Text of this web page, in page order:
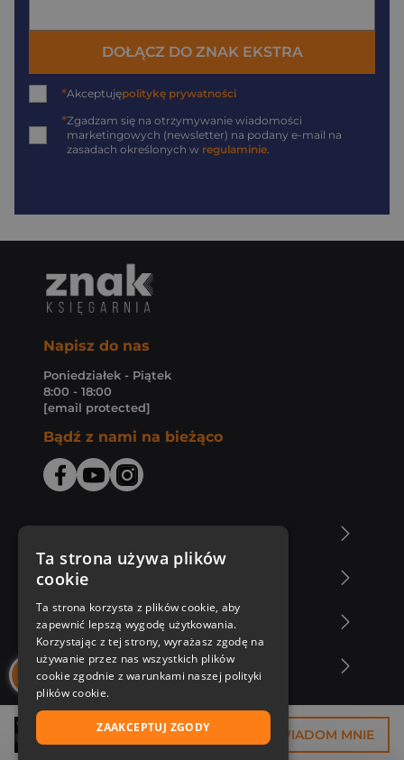
26,63 zł POWIADOM MNIE
DOŁĄCZ DO ZNAK EKSTRA
*Akceptujępolitykę prywatności
*Zgadzam się na otrzymywanie wiadomości
marketingowych (newsletter) na podany e-mail na
zasadach określonych w regulaminie.
Napisz do nas
Poniedziałek - Piątek
8:00 - 18:00
[email protected]
Bądź z nami na bieżąco
Zakupy u nas
Nasza oferta
Nasi autorzy
Ta strona używa plików
cookie
Ta strona korzysta z plików cookie, aby
zapewnić lepszą wygodę użytkowania.
Korzystając z tej strony, wyrażasz zgodę na
używanie przez nas wszystkich plików
cookie zgodnie z warunkami naszej polityki
plików cookie.
ZAAKCEPTUJ ZGODY